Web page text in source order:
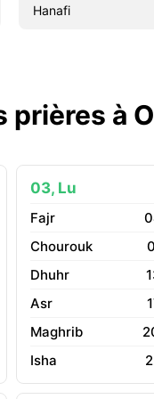
prières à
03, Lu